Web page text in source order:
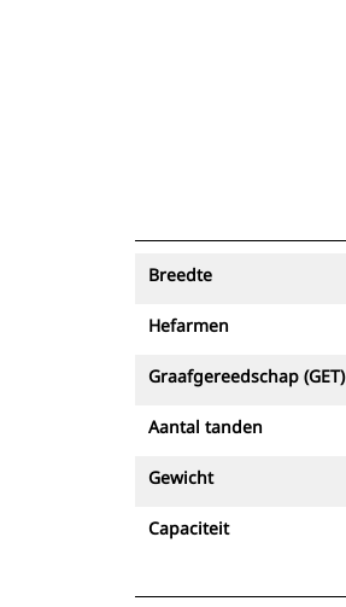
Breedte
Hefarmen
Graafgereedschap (GET)
Aantal tanden
Gewicht
Capaciteit